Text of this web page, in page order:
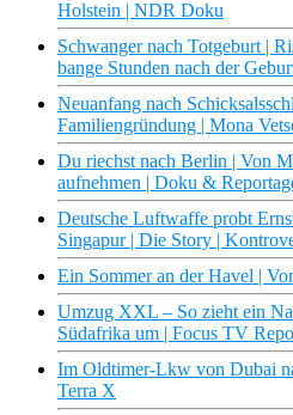
Holstein | NDR Doku
Schwanger nach Totgeburt |
bange Stunden nach der
Neuanfang nach
Familiengründung | Mona
Du riechst nach Berlin | Von
aufnehmen | Doku &
Deutsche Luftwaffe probt
Singapur | Die Story |
Ein Sommer an der Havel |
Umzug XXL – So zieht ein
Südafrika um | Focus TV
Im Oldtimer-Lkw von Dubai
Terra X